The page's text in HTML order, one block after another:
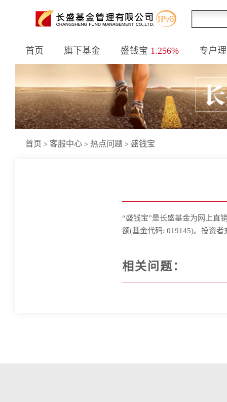
首页 旗下基金 盛钱宝 1.256% 专户
首页 > 客服中心 > 热点问题 > 盛钱宝
“盛钱宝”是长盛基金为网上直
额(基金代码: 019145)。投资
相关问题：